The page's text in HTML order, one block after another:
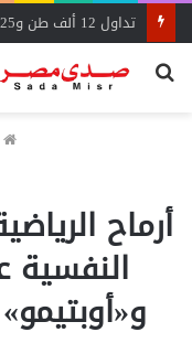
بحث
أرماح
النفسية